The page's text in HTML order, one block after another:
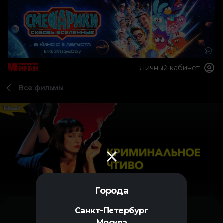
Города
Санкт-Петербург
Личный кабинет
Все фильмы